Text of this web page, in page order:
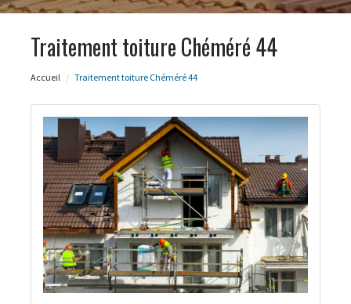
Traitement toiture Chéméré 44
Accueil Traitement toiture Chéméré 44